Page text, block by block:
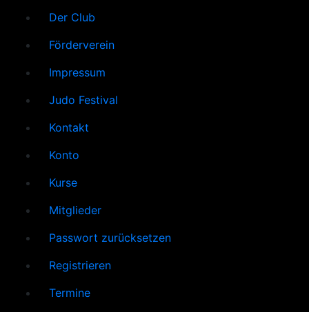
Der Club
Förderverein
Impressum
Judo Festival
Kontakt
Konto
Kurse
Mitglieder
Passwort zurücksetzen
Registrieren
Termine